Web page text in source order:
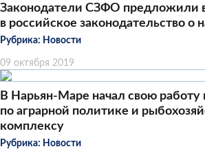
Законодатели СЗФО предложили
в российское законодательство о
Рубрика: Новости
09 октября 2019
В Нарьян-Маре начал свою
по аграрной политике и
комплексу
Рубрика: Новости